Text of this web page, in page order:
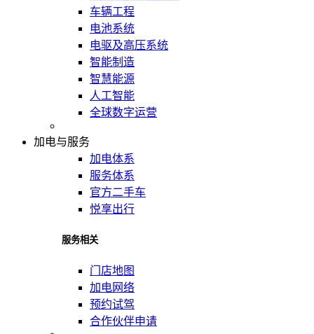
车辆工程
电池系统
电驱及高压系统
智能制造
智慧能源
人工智能
全球数字运营
加电与服务
加电体系
服务体系
官方二手车
悦享出行
服务相关
门店地图
加电网络
预约试驾
合作伙伴申请